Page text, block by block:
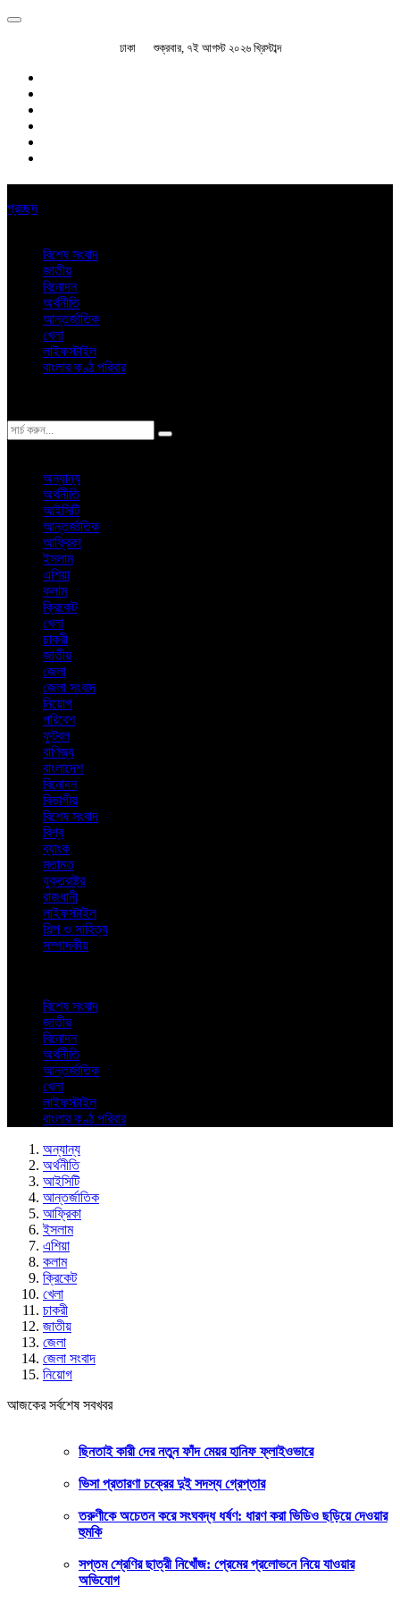
ঢাকা শুক্রবার, ৭ই আগস্ট ২০২৬ খ্রিস্টাব্দ
প্রচ্ছদ
বিশেষ সংবাদ
জাতীয়
বিনোদন
অর্থনীতি
আন্তর্জাতিক
খেলা
লাইফস্টাইল
বাংলার কণ্ঠ পরিবার
অন্যান্য
অর্থনীতি
আইসিটি
আন্তর্জাতিক
আফ্রিকা
ইসলাম
এশিয়া
কলাম
ক্রিকেট
খেলা
চাকরী
জাতীয়
জেলা
জেলা সংবাদ
নিয়োগ
পরিবেশ
ফুটবল
বাণিজ্য
বাংলাদেশ
বিনোদন
বিভাগীয়
বিশেষ সংবাদ
বিশ্ব
ব্যাংক
মতামত
যুক্তরাষ্ট্র
রাজধানী
লাইফস্টাইল
শিল্প ও সাহিত্য
সম্পাদকীয়
বিশেষ সংবাদ
জাতীয়
বিনোদন
অর্থনীতি
আন্তর্জাতিক
খেলা
লাইফস্টাইল
বাংলার কণ্ঠ পরিবার
অন্যান্য
অর্থনীতি
আইসিটি
আন্তর্জাতিক
আফ্রিকা
ইসলাম
এশিয়া
কলাম
ক্রিকেট
খেলা
চাকরী
জাতীয়
জেলা
জেলা সংবাদ
নিয়োগ
আজকের সর্বশেষ সবখবর
ছিনতাই কারী দের নতুন ফাঁদ মেয়র হানিফ ফ্লাইওভারে
ভিসা প্রতারণা চক্রের দুই সদস্য গ্রেপ্তার
তরুণীকে অচেতন করে সংঘবদ্ধ ধর্ষণ: ধারণ করা ভিডিও ছড়িয়ে দেওয়ার
হুমকি
সপ্তম শ্রেণির ছাত্রী নিখোঁজ: প্রেমের প্রলোভনে নিয়ে যাওয়ার
অভিযোগ